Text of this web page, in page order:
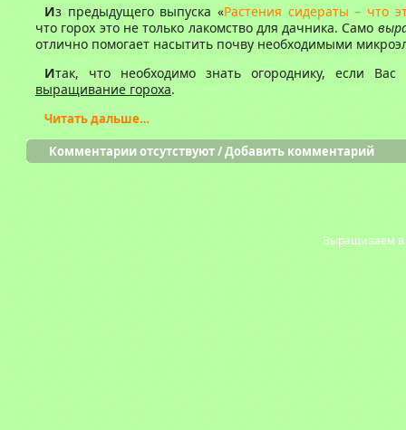
Из предыдущего выпуска «Растения сидераты – что
что горох это не только лакомство для дачника. Само
отлично помогает насытить почву необходимыми
Итак, что необходимо знать огороднику, если Вас
выращивание гороха.
Читать дальше…
Комментарии отсутствуют/Добавить комментарий
Выращиваем в